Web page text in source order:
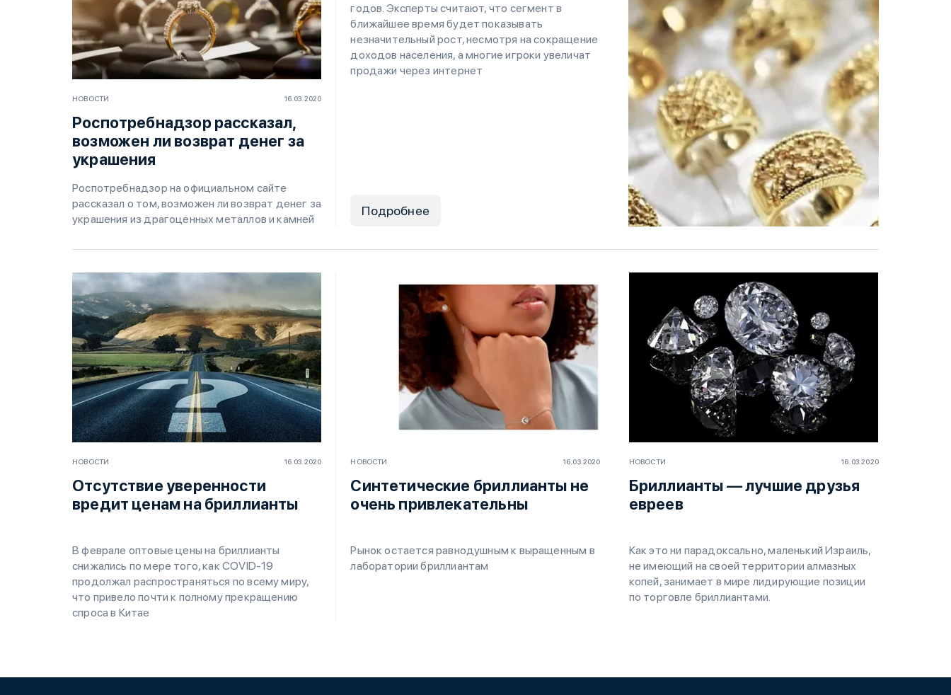
НОВОСТИ 16.03.2020
Роспотребнадзор рассказал,
возможен ли возврат денег за
украшения
Роспотребнадзор на официальном сайте
рассказал о том, возможен ли возврат денег за
украшения из драгоценных металлов и камней
годов. Эксперты считают, что сегмент в
ближайшее время будет показывать
незначительный рост, несмотря на сокращение
доходов населения, а многие игроки увеличат
продажи через интернет
Подробнее
НОВОСТИ 16.03.2020
Отсутствие уверенности
вредит ценам на бриллианты
В феврале оптовые цены на бриллианты
снижались по мере того, как COVID-19
продолжал распространяться по всему миру,
что привело почти к полному прекращению
спроса в Китае
НОВОСТИ 16.03.2020
Синтетические бриллианты не
очень привлекательны
Рынок остается равнодушным к выращенным в
лаборатории бриллиантам
НОВОСТИ 16.03.2020
Бриллианты — лучшие друзья
евреев
Как это ни парадоксально, маленький Израиль,
не имеющий на своей территории алмазных
копей, занимает в мире лидирующие позиции
по торговле бриллиантами.